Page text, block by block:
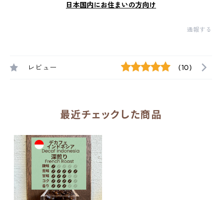
日本国内にお住まいの方向け
通報する
レビュー (10)
最近チェックした商品